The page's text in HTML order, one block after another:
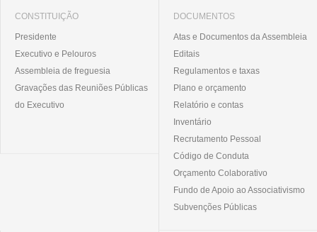
CONSTITUIÇÃO
Presidente
Executivo e Pelouros
Assembleia de freguesia
Gravações das Reuniões Públicas
do Executivo
DOCUMENTOS
Atas e Documentos da Assembleia
Editais
Regulamentos e taxas
Plano e orçamento
Relatório e contas
Inventário
Recrutamento Pessoal
Código de Conduta
Orçamento Colaborativo
Fundo de Apoio ao Associativismo
Subvenções Públicas